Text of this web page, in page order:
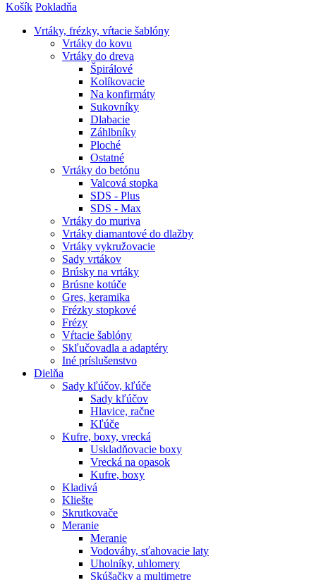
Košík Pokladňa
Vrtáky, frézky, vŕtacie šablóny
Vrtáky do kovu
Vrtáky do dreva
Špirálové
Kolíkovacie
Na konfirmáty
Sukovníky
Dlabacie
Záhlbníky
Ploché
Ostatné
Vrtáky do betónu
Valcová stopka
SDS - Plus
SDS - Max
Vrtáky do muriva
Vrtáky diamantové do dlažby
Vrtáky vykružovacie
Sady vrtákov
Brúsky na vrtáky
Brúsne kotúče
Gres, keramika
Frézky stopkové
Frézy
Vŕtacie šablóny
Skľučovadla a adaptéry
Iné príslušenstvo
Dielňa
Sady kľúčov, kľúče
Sady kľúčov
Hlavice, račne
Kľúče
Kufre, boxy, vrecká
Uskladňovacie boxy
Vrecká na opasok
Kufre, boxy
Kladivá
Kliešte
Skrutkovače
Meranie
Meranie
Vodováhy, sťahovacie laty
Uholníky, uhlomery
Skúšačky a multimetre